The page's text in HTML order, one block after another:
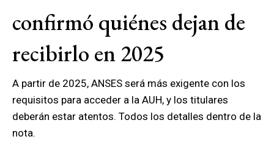
confirmó quiénes dejan de
recibirlo en 2025
A partir de 2025, ANSES será más exigente con los
requisitos para acceder a la AUH, y los titulares
deberán estar atentos. Todos los detalles dentro de la
nota.